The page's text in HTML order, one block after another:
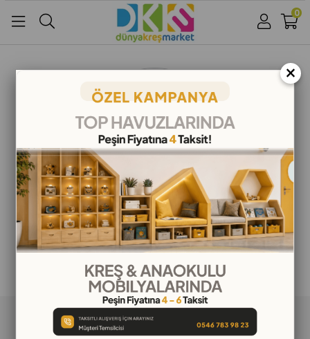
Google İle Bağlan
0
ALIŞVERİŞ BİLGİLERİ
×